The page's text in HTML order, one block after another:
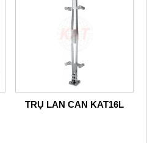
TRỤ LAN CAN KAT16L